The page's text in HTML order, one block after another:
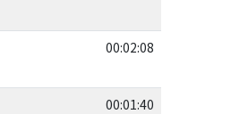
00:02:08
00:01:40